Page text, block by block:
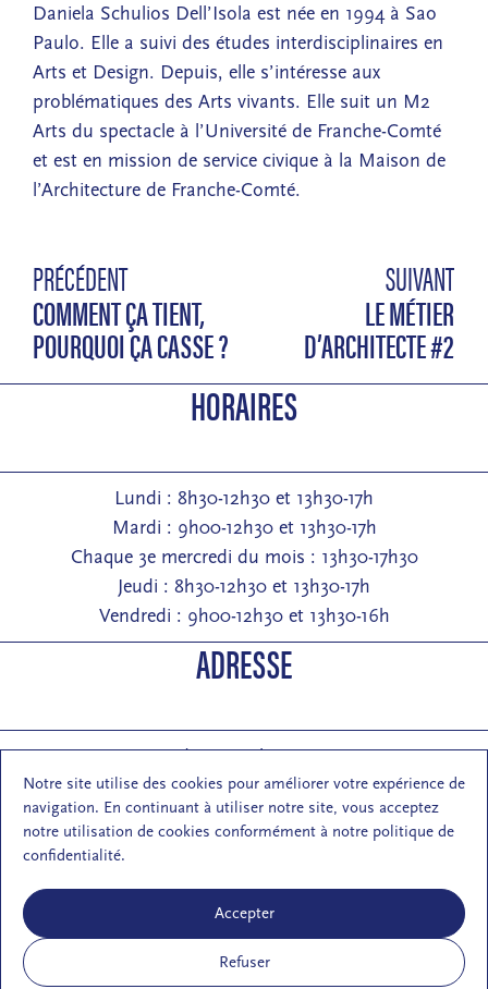
Notre site utilise des cookies pour améliorer votre expérience de
navigation. En continuant à utiliser notre site, vous acceptez
notre utilisation de cookies conformément à notre politique de
confidentialité.
Accepter
Refuser
Daniela Schulios Dell’Isola est née en 1994 à Sao
Paulo. Elle a suivi des études interdisciplinaires en
Arts et Design. Depuis, elle s’intéresse aux
problématiques des Arts vivants. Elle suit un M2
Arts du spectacle à l’Université de Franche-Comté
et est en mission de service civique à la Maison de
l’Architecture de Franche-Comté.
PRÉCÉDENT
COMMENT ÇA TIENT,
POURQUOI ÇA CASSE ?
SUIVANT
LE MÉTIER
D’ARCHITECTE #2
HORAIRES
Lundi : 8h30-12h30 et 13h30-17h
Mardi : 9h00-12h30 et 13h30-17h
Chaque 3e mercredi du mois : 13h30-17h30
Jeudi : 8h30-12h30 et 13h30-17h
Vendredi : 9h00-12h30 et 13h30-16h
ADRESSE
Entrée : 2 rue de Pontarlier 25000 Besançon
Courrier : 1 rue des Martelots 25000 Besançon
E-mail : contact (at) maisondelarchi-fc.fr